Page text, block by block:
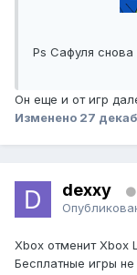
Ps Сафуля снова
Он еще и от игр
Изменено 27
dexxy
Xbox отменит Xbox
Бесплатные игры не